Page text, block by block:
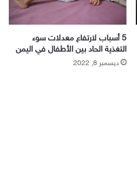
5 أسباب لارتفاع معدلات سوء
التغذية الحاد بين الأطفال في اليمن
ديسمبر 8, 2022